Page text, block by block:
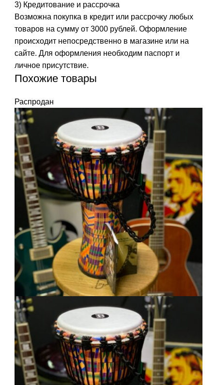
3) Кредитование и рассрочка
Возможна покупка в кредит или рассрочку любых
товаров на сумму от 3000 рублей. Оформление
происходит непосредственно в магазине или на
сайте. Для оформления необходим паспорт и
личное присутствие.
Похожие товары
Распродан